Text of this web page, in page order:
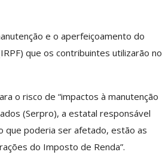
e o aperfeiçoamento do
que os contribuintes utilizarão no
o risco de “impactos à manutenção
(Serpro), a estatal responsável
que poderia ser afetado, estão as
do Imposto de Renda”.
Associados
Comunicacao 7 ago, 2026